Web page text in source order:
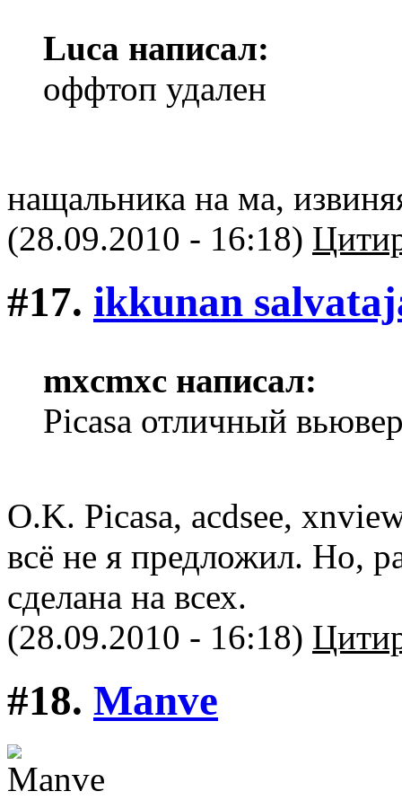
Luca написал:
оффтоп удален
нащальника на ма,
(28.09.2010 - 16:18)
#17. ikkunan
mxcmxc написал:
Picasa отличный
O.K. Picasa, acdsee,
всё не я предложил. Но,
сделана на всех.
(28.09.2010 - 16:18)
#18. Manve